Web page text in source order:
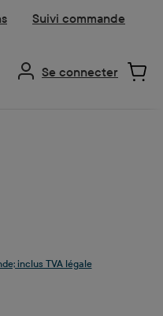
Suivi commande
Se connecter
inclus TVA légale